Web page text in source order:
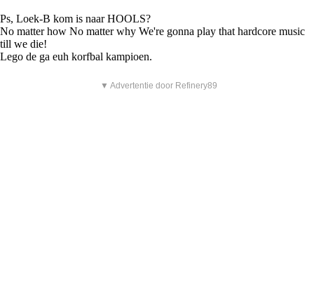
Ps, Loek-B kom is naar HOOLS?
No matter how No matter why We're gonna play that hardcore music
till we die!
Lego de ga euh korfbal kampioen.
▼ Advertentie door Refinery89